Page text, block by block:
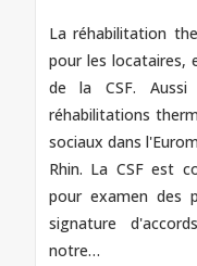
La réhabilitation
pour les locataires,
de la CSF. Aussi
réhabilitations
sociaux dans
Rhin. La CSF est
pour examen des
signature
notre…